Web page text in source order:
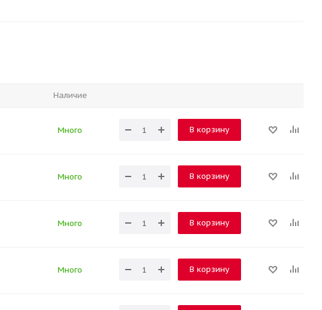
Наличие
Много В корзину
Много В корзину
Много В корзину
Много В корзину